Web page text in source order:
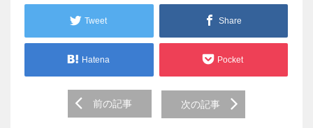
Tweet Share
Hatena Pocket
navigation
前の記事 次の記事